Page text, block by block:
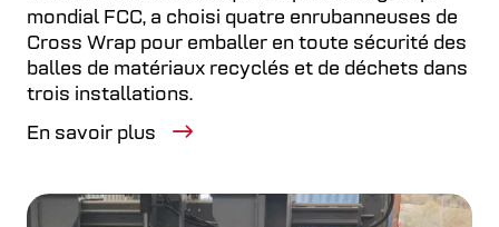
mondial FCC, a choisi quatre enrubanneuses de
Cross Wrap pour emballer en toute sécurité des
balles de matériaux recyclés et de déchets dans
trois installations.
En savoir plus